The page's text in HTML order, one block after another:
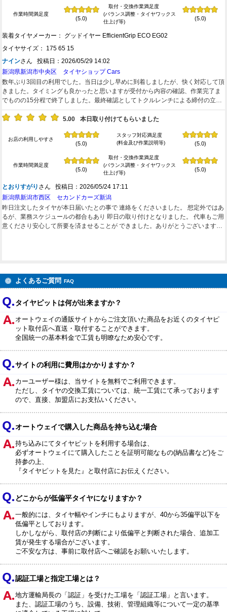
作業時間満足度
(5.0)
取付・交換作業満足度
(バランス調整・タイヤワックス
仕上げ等)
(5.0)
装着タイヤメーカー： グッドイヤー EfficientGrip ECO EG02
タイヤサイズ： 175 65 15
ナインさん 投稿日：2026/05/29 14:02
新潟県新潟市中央区 タイヤショップ Cars
数年ぶり3回目の利用でした。当日は少し早めに到着しましたが、快く対応して頂
きました。タイミングも良かったと思いますが受付から内容の確認、作業完了ま
でものの15分程で終了しました。最終確認としてトクルレンチによる締付の立会
する説明もあり安心できました。 スタッフの方のテキパキとした連携はカッコい
5.00 本日取り付けてもらいました
お店の利用しやすさ
(5.0)
スタッフ対応満足度
(料金及び作業説明等)
(5.0)
作業時間満足度
(5.0)
取付・交換作業満足度
(バランス調整・タイヤワックス
仕上げ等)
(5.0)
とおりすがり さん 投稿日：2026/05/24 17:11
新潟県新潟市西区 セカンドカーズ新潟
昨日注文したタイヤが本日届いたとの事で 連絡をくださいました。 想定外ではあ
るが、業務スケジュールの都合もあり 即日の取り付けとなりました。 代車もご用
意くださり安心して所要を済ませることが できました。ありがとうございます。
よくあるご質問 FAQ
タイヤピットは何が出来ますか？
オートウェイの通販サイトからご注文頂いた商品をお近くのタイヤピ
ット取付店へ直送・取付することができます。
全国統一の基本料金で工賃も明瞭なため安心です。
サイトの利用に費用はかかりますか？
カーユーザー様は、当サイトを無料でご利用できます。
ただし、タイヤの交換工賃については、統一工賃にて承っております
ので、直接、加盟店にお支払いください。
オートウェイで購入した商品を持ち込む場合
持ち込みにてタイヤピットを利用する場合は、
必ずオートウェイにて購入したことを証明可能なもの(納品書など)をご
持参の上、
『タイヤピットを見た』と取付店にお伝えください。
どこからが低偏平タイヤになりますか？
一般的には、タイヤ幅やインチにもよりますが、40から35偏平以下を
低偏平としております。
しかしながら、取付店の判断により低偏平と判断された場合、追加工
賃が発生する場合がございます。
ご不安な方は、事前に取付店へご確認をお願いいたします。
認証工場と指定工場とは？
地方運輸局長の「認証」を受けた工場を「認証工場」と言います。
また、認証工場のうち、設備、技術、管理組織等について一定の基準